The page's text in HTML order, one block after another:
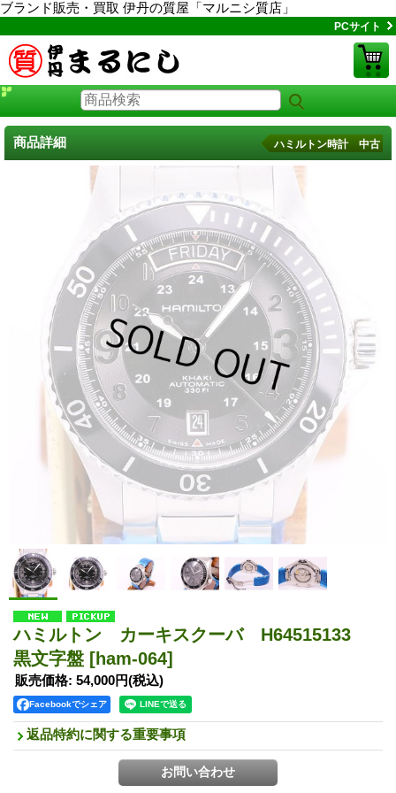
ブランド販売・買取 伊丹の質屋「マルニシ質店」
PCサイト
商品詳細 ハミルトン時計 中古
ハミルトン カーキスクーバ H64515133
黒文字盤 [ham-064]
販売価格: 54,000円(税込)
Facebookでシェア
返品特約に関する重要事項